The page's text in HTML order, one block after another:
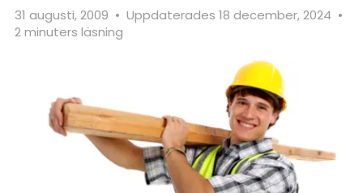
31 augusti, 2009 • Uppdaterades 18 december, 2024 •
2 minuters läsning